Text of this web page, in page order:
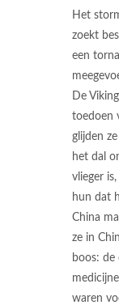
Het
zoekt
een
De
toedoen
glijden
het dal
vlieger
hun dat
China
ze in
boos:
waren